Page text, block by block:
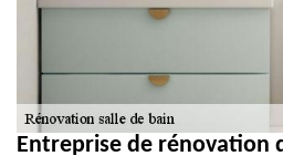
Entreprise de rénovation